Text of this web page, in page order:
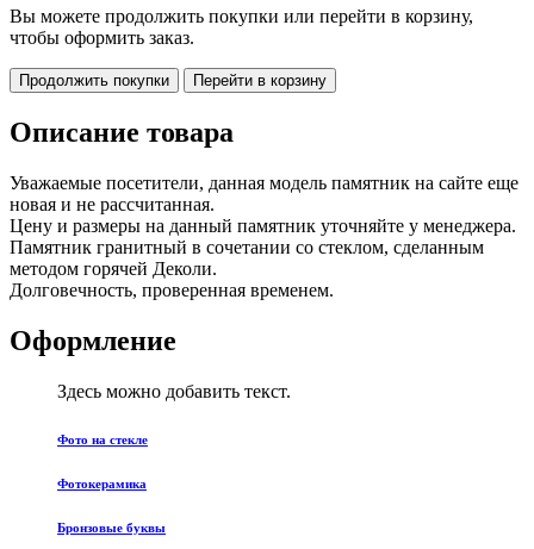
Вы можете продолжить покупки или перейти в корзину,
чтобы оформить заказ.
Продолжить покупки Перейти в корзину
Описание товара
Уважаемые посетители, данная модель памятник на сайте еще
новая и не рассчитанная.
Цену и размеры на данный памятник уточняйте у менеджера.
Памятник гранитный в сочетании со стеклом, сделанным
методом горячей Деколи.
Долговечность, проверенная временем.
Оформление
Здесь можно добавить текст.
Фото на стекле
Фотокерамика
Бронзовые буквы